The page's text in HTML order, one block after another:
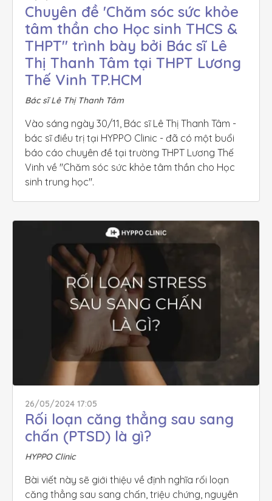
Chuyên đề 'Chăm sóc sức khỏe
tâm thần cho Học sinh THCS &
THPT'' trình bày bởi Bác sĩ Lê
Thị Thanh Tâm tại THPT Lương
Thế Vinh TP.HCM
Bác sĩ Lê Thị Thanh Tâm
Vào sáng ngày 30/11, Bác sĩ Lê Thị Thanh Tâm -
bác sĩ điều trị tại HYPPO Clinic - đã có một buổi
báo cáo chuyên đề tại trường THPT Lương Thế
Vinh về ''Chăm sóc sức khỏe tâm thần cho Học
sinh trung học''.
26/05/2024 17:05
Rối loạn căng thẳng sau sang
chấn (PTSD) là gì?
HYPPO Clinic
Bài viết này sẽ giới thiệu về định nghĩa rối loạn
căng thẳng sau sang chấn, triệu chứng, nguyên